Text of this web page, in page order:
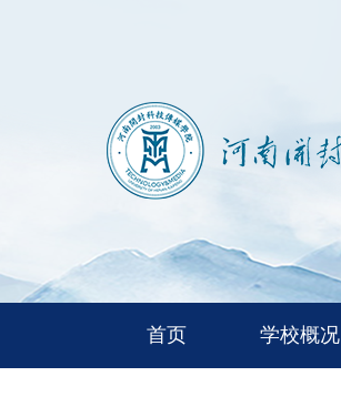
首页 学校概况